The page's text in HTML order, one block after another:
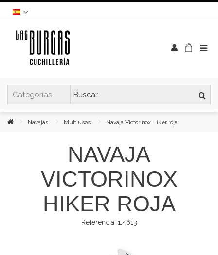
Navajas Multiusos Navaja Victorinox Hiker roja
NAVAJA
VICTORINOX
HIKER ROJA
Referencia: 1.4613